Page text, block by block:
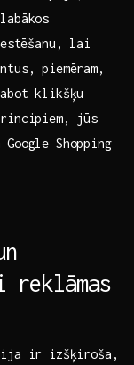
lai
piemēram,
klikšķu
jūs
‍Shopping
reklāmas⁢
ir izšķiroša,